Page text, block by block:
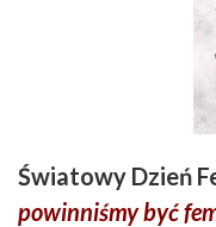
Światowy Dzień
powinniśmy być